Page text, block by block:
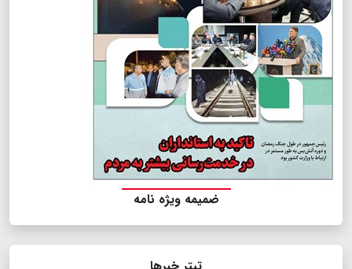
ضمیمه ویژه نامه